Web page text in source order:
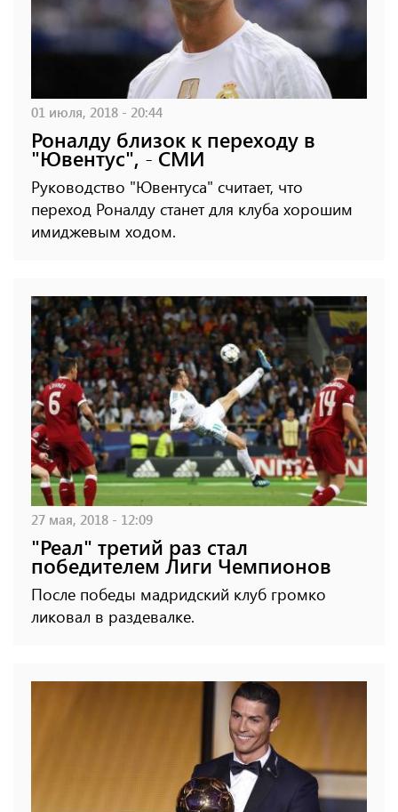
01 июля, 2018 - 20:44
Роналду близок к переходу в
"Ювентус", - СМИ
Руководство "Ювентуса" считает, что
переход Роналду станет для клуба хорошим
имиджевым ходом.
27 мая, 2018 - 12:09
"Реал" третий раз стал
победителем Лиги Чемпионов
После победы мадридский клуб громко
ликовал в раздевалке.